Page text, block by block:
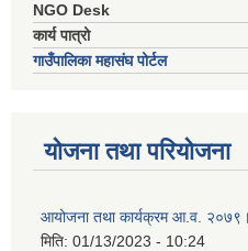
NGO Desk
कार्य पात्रो
गाउँपालिका महासंघ पोर्टल
योजना तथा परियोजना
आयोजना तथा कार्यक्रम आ.व.
मिति: 01/13/2023 - 10:24